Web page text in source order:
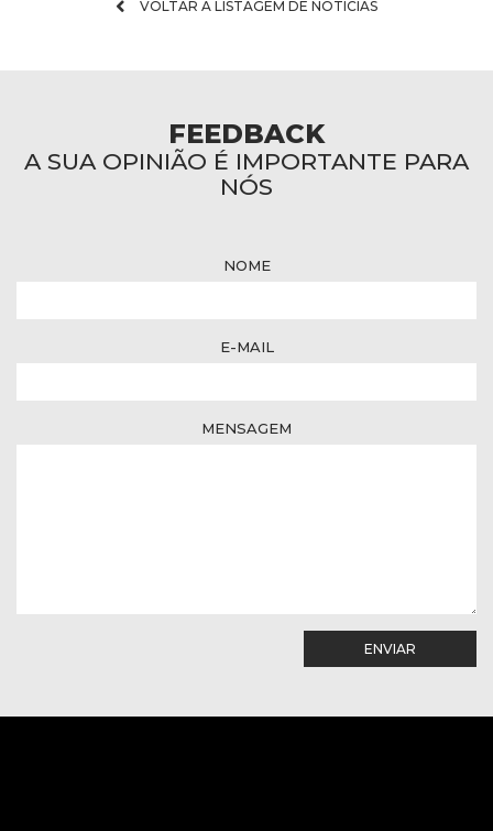
VOLTAR À LISTAGEM DE NOTÍCIAS
FEEDBACK
A SUA OPINIÃO É IMPORTANTE PARA
NÓS
NOME
E-MAIL
MENSAGEM
ENVIAR